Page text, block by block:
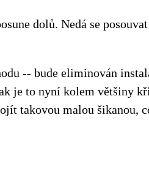
dolů. Nedá se
-- bude eliminován
je to nyní kolem většiny
takovou malou šikanou,